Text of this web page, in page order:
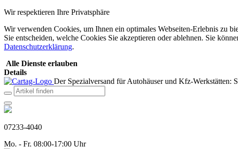
Wir respektieren Ihre Privatsphäre
Wir verwenden Cookies, um Ihnen ein optimales Webseiten-Erlebnis zu
Sie entscheiden, welche Cookies Sie akzeptieren oder ablehnen. Sie
Datenschutzerklärung.
Alle Dienste erlauben
Details
Der Spezialversand für Autohäuser und Kfz-Werkstätten:
07233-4040
Mo. - Fr. 08:00-17:00 Uhr